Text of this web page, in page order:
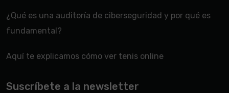
¿Qué es una auditoría de ciberseguridad y por qué es
fundamental?
Aquí te explicamos cómo ver tenis online
Suscríbete a la newsletter